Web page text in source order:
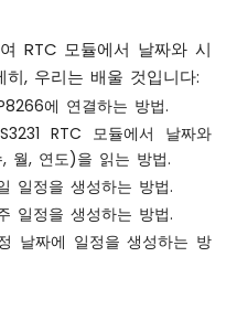
RTC 모듈에서 날짜와 시
, 우리는 배울 것입니다:
에 연결하는 방법.
RTC 모듈에서 날짜와
월, 연도)을 읽는 방법.
일정을 생성하는 방법.
일정을 생성하는 방법.
날짜에 일정을 생성하는 방